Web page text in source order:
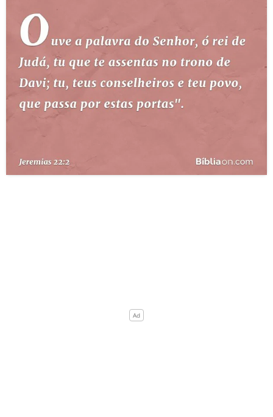
ESTUDOS BÍBLICOS
ESBOÇOS DE PREGAÇÃO
TEMAS
PERGUNTE À BÍBLIA
QUEM SOMOS